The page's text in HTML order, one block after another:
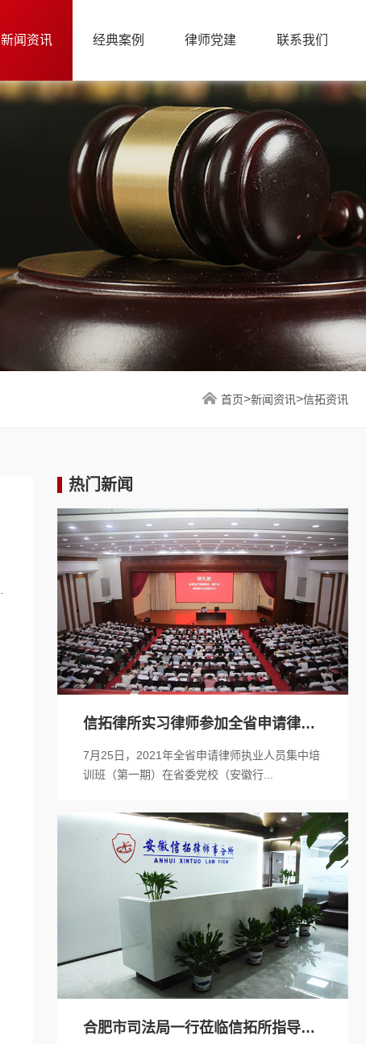
新闻资讯 经典案例 律师党建 联系我们
首页>新闻资讯>信拓资讯
热门新闻
信拓律所实习律师参加全省申请律师
执业人员...
7月25日，2021年全省申请律师执业人员集中培
训班（第一期）在省委党校（安徽行...
合肥市司法局一行莅临信拓所指导工